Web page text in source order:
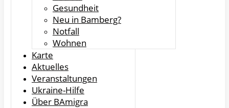
Gesundheit
Neu in Bamberg?
Notfall
Wohnen
Karte
Aktuelles
Veranstaltungen
Ukraine-Hilfe
Über BAmigra